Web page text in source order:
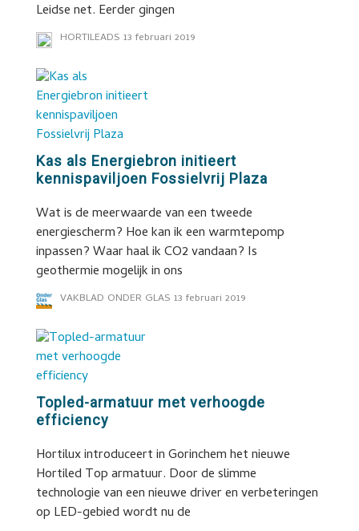
Leidse net. Eerder gingen
HORTILEADS 13 februari 2019
Kas als Energiebron initieert
kennispaviljoen Fossielvrij Plaza
Wat is de meerwaarde van een tweede
energiescherm? Hoe kan ik een warmtepomp
inpassen? Waar haal ik CO2 vandaan? Is
geothermie mogelijk in ons
VAKBLAD ONDER GLAS 13 februari 2019
Topled-armatuur met verhoogde
efficiency
Hortilux introduceert in Gorinchem het nieuwe
Hortiled Top armatuur. Door de slimme
technologie van een nieuwe driver en verbeteringen
op LED-gebied wordt nu de